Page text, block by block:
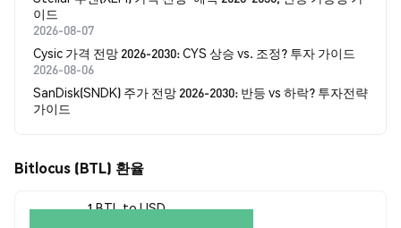
이드
2026-08-07
Cysic 가격 전망 2026-2030: CYS 상승 vs. 조정? 투자 가이드
2026-08-06
SanDisk(SNDK) 주가 전망 2026-2030: 반등 vs 하락? 투자전략
가이드
Bitlocus (BTL) 환율
1 BTL to USD